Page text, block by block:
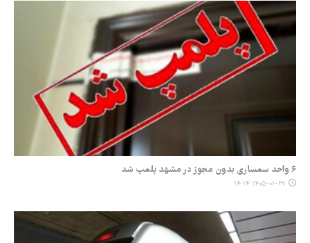
۶ واحد سمساری بدون مجوز در مشهد پلمپ شد
۱۴۰۵-۰۱-۲۷ ۱۴:۱۴